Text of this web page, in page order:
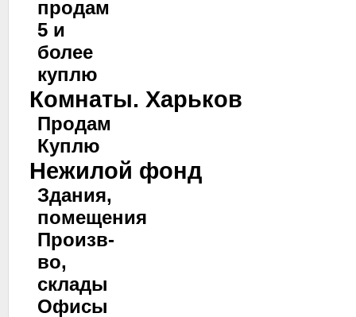
продам
5 и
более
куплю
Комнаты. Харьков
Продам
Куплю
Нежилой фонд
Здания,
помещения
Произв-
во,
склады
Офисы